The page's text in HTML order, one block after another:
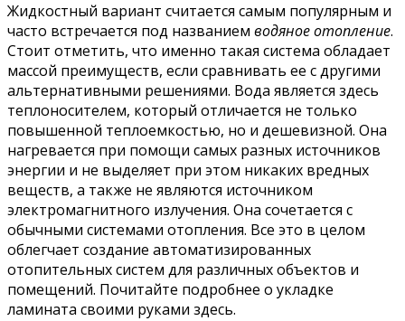
Жидкостный вариант считается самым популярным и
часто встречается под названием водяное отопление.
Стоит отметить, что именно такая система обладает
массой преимуществ, если сравнивать ее с другими
альтернативными решениями. Вода является здесь
теплоносителем, который отличается не только
повышенной теплоемкостью, но и дешевизной. Она
нагревается при помощи самых разных источников
энергии и не выделяет при этом никаких вредных
веществ, а также не являются источником
электромагнитного излучения. Она сочетается с
обычными системами отопления. Все это в целом
облегчает создание автоматизированных
отопительных систем для различных объектов и
помещений. Почитайте подробнее о укладке
ламината своими руками здесь.